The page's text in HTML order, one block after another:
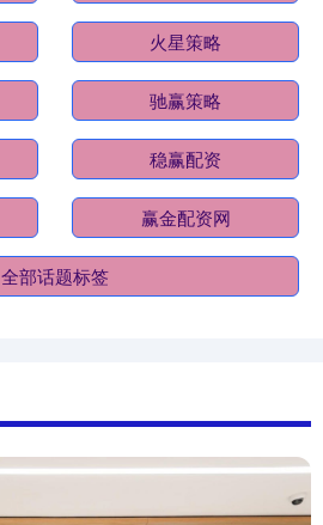
火星策略
驰赢策略
稳赢配资
赢金配资网
全部话题标签